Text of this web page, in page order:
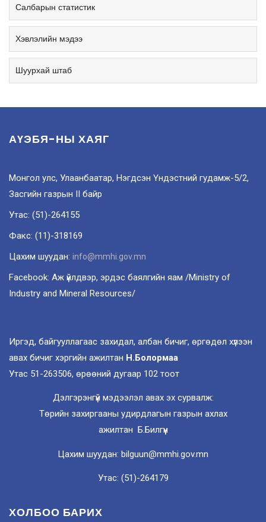
Салбарын статистик
Хэвлэлийн мэдээ
Шуурхай штаб
АҮЭБЯ-НЫ ХАЯГ
Монгол улс, Улаанбаатар, Нэгдсэн Үндэстний гудамж-5/2,
Засгийн газрын II байр
Утас: (51)-264155
Факс: (11)-318169
Цахим шуудан: info@mmhi.gov.mn
Facebook: Аж үйлдвэр, эрдэс баялгийн яам /Ministry of
Industry and Mineral Resources/
Иргэд, байгууллагаас захидал, албан бичиг, өргөдөл хүлээн
авах бичиг хэргийн ажилтан Н.Болормаа
Утас 51-263506, өрөөний дугаар 102 тоот
Дэлгэрэнгүй мэдээлэл авах эх сурвалж:
Төрийн захиргааны удирдлагын газрын ахлах
ажилтан Б.Билгүүн
Цахим шуудан: bilguun@mmhi.gov.mn
Утас: (51)-264179
ХОЛБОО БАРИХ